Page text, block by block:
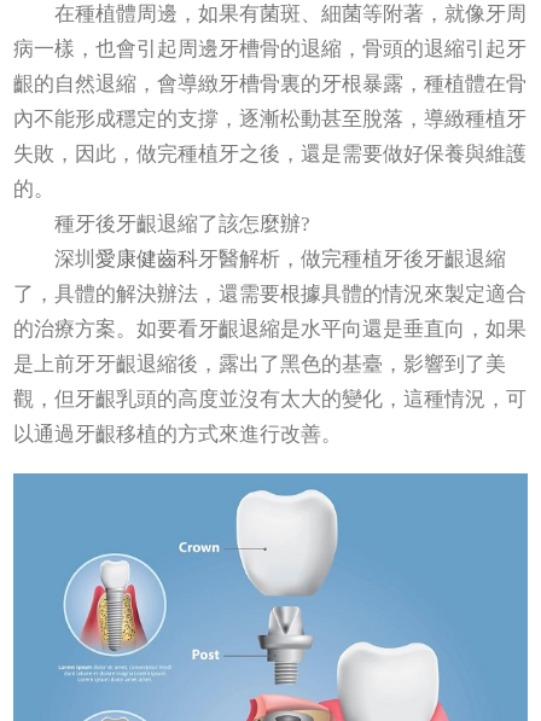
在種植體周邊，如果有菌斑、細菌等附著，就像牙周
病一樣，也會引起周邊牙槽骨的退縮，骨頭的退縮引起牙
齦的自然退縮，會導緻牙槽骨裏的牙根暴露，種植體在骨
內不能形成穩定的支撐，逐漸松動甚至脫落，導緻種植牙
失敗，因此，做完種植牙之後，還是需要做好保養與維護
的。
種牙後牙齦退縮了該怎麼辦?
深圳愛康健齒科牙醫解析，做完種植牙後牙齦退縮
了，具體的解決辦法，還需要根據具體的情況來製定適合
的治療方案。如要看牙齦退縮是水平向還是垂直向，如果
是上前牙牙齦退縮後，露出了黑色的基臺，影響到了美
觀，但牙齦乳頭的高度並沒有太大的變化，這種情況，可
以通過牙齦移植的方式來進行改善。